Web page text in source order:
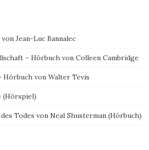
Jean-Luc Bannalec
– Hörbuch von Colleen Cambridge
Hörbuch von Walter Tevis
(Hörspiel)
Todes von Neal Shusterman (Hörbuch)